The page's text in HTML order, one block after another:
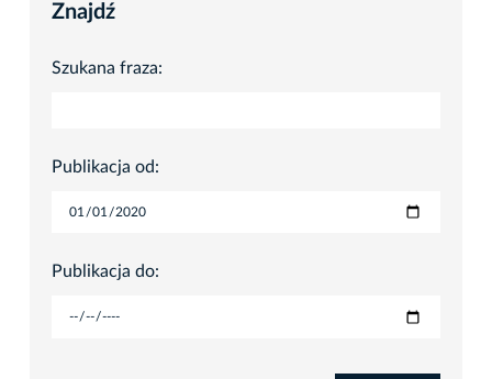
Znajdź
Szukana fraza:
Publikacja od:
Publikacja do: